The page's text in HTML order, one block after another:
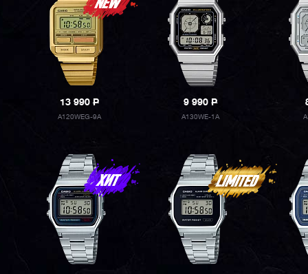
13 990P
A120WEG-9A
9 990P
A130WE-1A